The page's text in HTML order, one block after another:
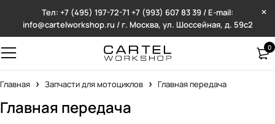
Тел: +7 (495) 197-72-71 +7 (993) 607 83 39 / E-mail:
info@cartelworkshop.ru / г. Москва, ул. Шоссейная, д. 59с2
0
Главная Запчасти для мотоциклов Главная передача
Главная передача